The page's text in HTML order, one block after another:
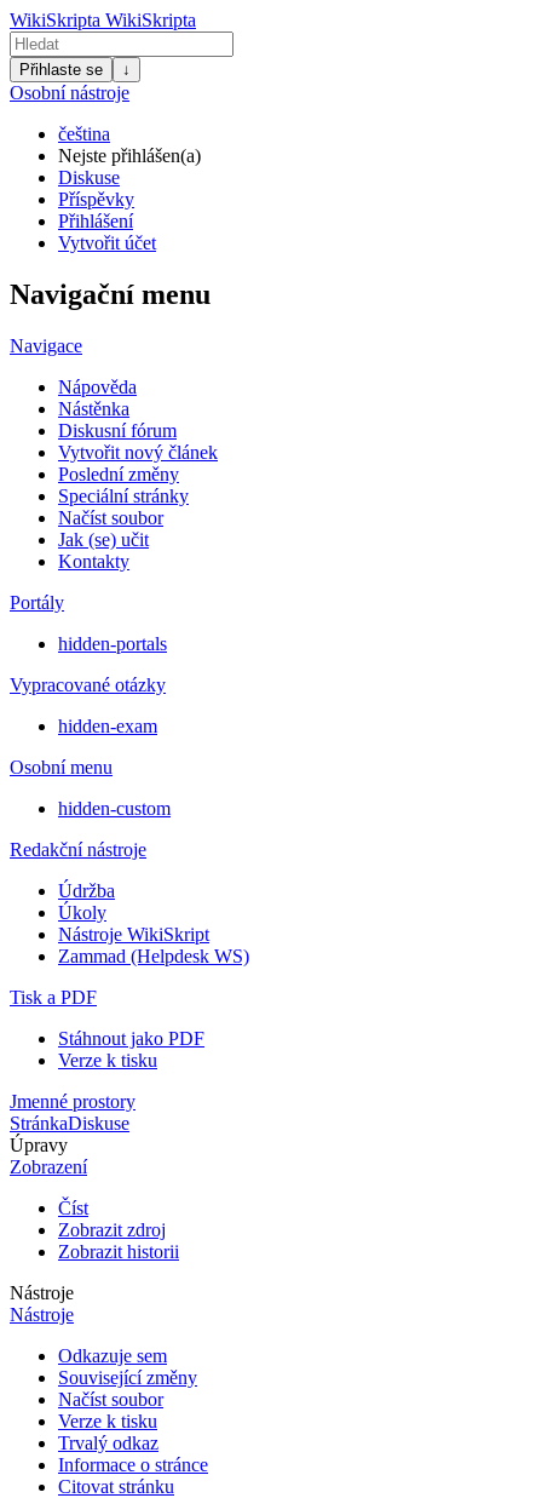
WikiSkripta WikiSkripta
Přihlaste se ↓
Osobní nástroje
čeština
Nejste přihlášen(a)
Diskuse
Příspěvky
Přihlášení
Vytvořit účet
Navigační menu
Navigace
Nápověda
Nástěnka
Diskusní fórum
Vytvořit nový článek
Poslední změny
Speciální stránky
Načíst soubor
Jak (se) učit
Kontakty
Portály
hidden-portals
Vypracované otázky
hidden-exam
Osobní menu
hidden-custom
Redakční nástroje
Údržba
Úkoly
Nástroje WikiSkript
Zammad (Helpdesk WS)
Tisk a PDF
Stáhnout jako PDF
Verze k tisku
Jmenné prostory
StránkaDiskuse
Úpravy
Zobrazení
Číst
Zobrazit zdroj
Zobrazit historii
Nástroje
Nástroje
Odkazuje sem
Související změny
Načíst soubor
Verze k tisku
Trvalý odkaz
Informace o stránce
Citovat stránku